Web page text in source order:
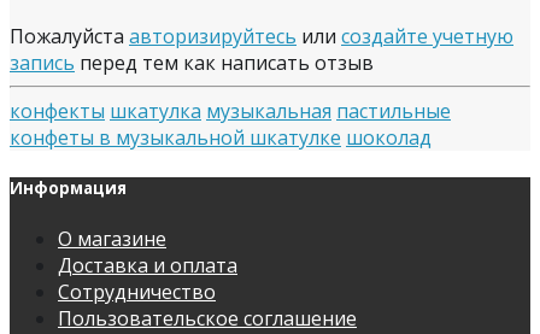
Пожалуйста авторизируйтесь или создайте учетную
запись перед тем как написать отзыв
конфекты шкатулка музыкальная пастильные
конфеты в музыкальной шкатулке шоколад
Информация
О магазине
Доставка и оплата
Сотрудничество
Пользовательское соглашение